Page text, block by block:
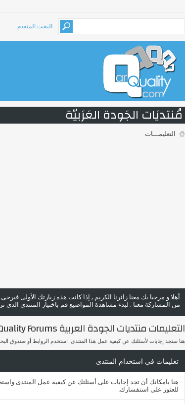
البحث المتقدم
مُنتديَات الجَودة العَرَبيّة
التعليمـــات
أهلا و مرحبا بك معنا زائرنا الكريم , إذا كانت هذه زيارتك الأولى فيرجى
من المشاركة معنا , لبدء مشاهدة المواضيع قم باختيار المنتدى الذي
التعليمات منتديات الجودة العربية Arab Quality Forums
هنا ستجد إجابات لأسئلتك عن كيفية عمل هذا المنتدى. استخدم الروابط أو صندوق
تعليمات في استخدام المنتدى
هنا بامكانك أن تجد إجابات على أسئلتك عن كيفية عمل المنتدى
للعثور على استفسارك.